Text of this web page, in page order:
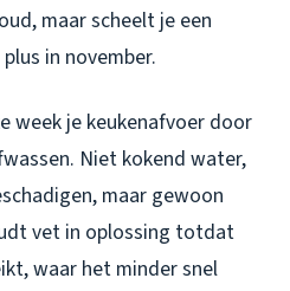
maar scheelt je een
in november.
week je keukenafvoer door
Niet kokend water,
maar gewoon
vet in oplossing totdat
waar het minder snel